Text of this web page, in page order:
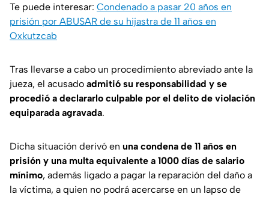
Te puede interesar: Condenado a pasar 20 años en
prisión por ABUSAR de su hijastra de 11 años en
Oxkutzcab
Tras llevarse a cabo un procedimiento abreviado ante la
jueza, el acusado admitió su responsabilidad y se
procedió a declararlo culpable por el delito de violación
equiparada agravada.
Dicha situación derivó en una condena de 11 años en
prisión y una multa equivalente a 1000 días de salario
mínimo, además ligado a pagar la reparación del daño a
la víctima, a quien no podrá acercarse en un lapso de